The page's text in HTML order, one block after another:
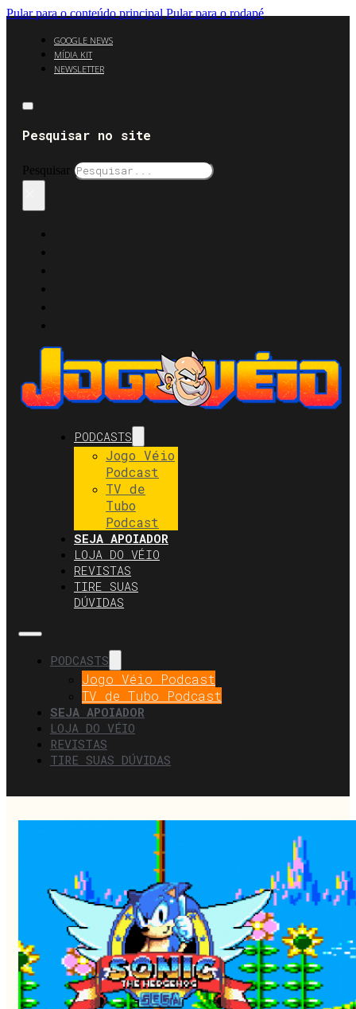
Pular para o conteúdo principal Pular para o rodapé
GOOGLE NEWS
MÍDIA KIT
NEWSLETTER
Pesquisar no site
Pesquisar
PODCASTS
Jogo Véio
Podcast
TV de
Tubo
Podcast
SEJA APOIADOR
LOJA DO VÉIO
REVISTAS
TIRE SUAS
DÚVIDAS
PODCASTS
Jogo Véio Podcast
TV de Tubo Podcast
SEJA APOIADOR
LOJA DO VÉIO
REVISTAS
TIRE SUAS DÚVIDAS